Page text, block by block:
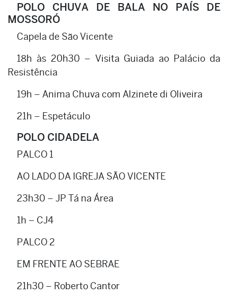
POLO CHUVA DE BALA NO PAÍS DE
MOSSORÓ
Capela de São Vicente
18h às 20h30 – Visita Guiada ao Palácio da
Resistência
19h – Anima Chuva com Alzinete di Oliveira
21h – Espetáculo
POLO CIDADELA
PALCO 1
AO LADO DA IGREJA SÃO VICENTE
23h30 – JP Tá na Área
1h – CJ4
PALCO 2
EM FRENTE AO SEBRAE
21h30 – Roberto Cantor